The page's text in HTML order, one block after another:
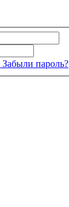
Забыли пароль?